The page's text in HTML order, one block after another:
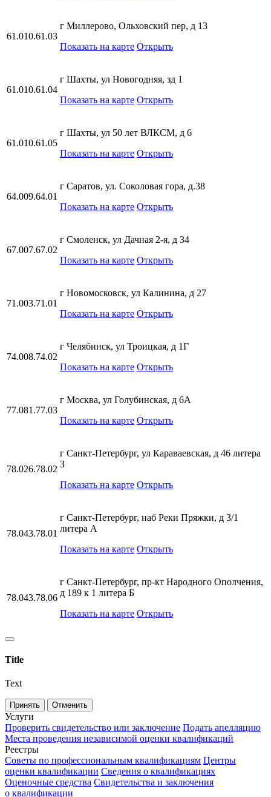
61.010.61.03
г Миллерово, Ольховский пер, д 13
Показать на карте Открыть
61.010.61.04
г Шахты, ул Новогодняя, зд 1
Показать на карте Открыть
61.010.61.05
г Шахты, ул 50 лет ВЛКСМ, д 6
Показать на карте Открыть
64.009.64.01
г Саратов, ул. Соколовая гора, д.38
Показать на карте Открыть
67.007.67.02
г Смоленск, ул Дачная 2-я, д 34
Показать на карте Открыть
71.003.71.01
г Новомосковск, ул Калинина, д 27
Показать на карте Открыть
74.008.74.02
г Челябинск, ул Троицкая, д 1Г
Показать на карте Открыть
77.081.77.03
г Москва, ул Голубинская, д 6А
Показать на карте Открыть
78.026.78.02
г Санкт-Петербург, ул Караваевская, д 46 литера
З
Показать на карте Открыть
78.043.78.01
г Санкт-Петербург, наб Реки Пряжки, д 3/1
литера А
Показать на карте Открыть
78.043.78.06
г Санкт-Петербург, пр-кт Народного Ополчения,
д 189 к 1 литера Б
Показать на карте Открыть
Title
Text
Принять Отменить
Услуги
Проверить свидетельство или заключение Подать апелляцию
Места проведения независимой оценки квалификаций
Реестры
Советы по профессиональным квалификациям Центры
оценки квалификации Сведения о квалификациях
Оценочные средства Свидетельства и заключения
о квалификации